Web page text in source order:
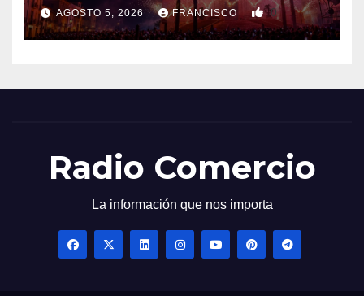
AGOSTO 5, 2026 FRANCISCO 0
Radio Comercio
La información que nos importa